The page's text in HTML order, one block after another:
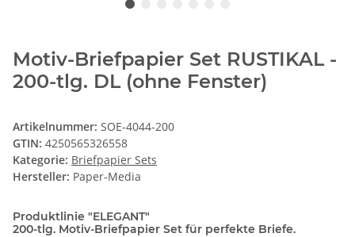
Motiv-Briefpapier Set RUSTIKAL -
200-tlg. DL (ohne Fenster)
Artikelnummer: SOE-4044-200
GTIN: 4250565326558
Kategorie: Briefpapier Sets
Hersteller: Paper-Media
Produktlinie "ELEGANT"
200-tlg. Motiv-Briefpapier Set für perfekte Briefe.